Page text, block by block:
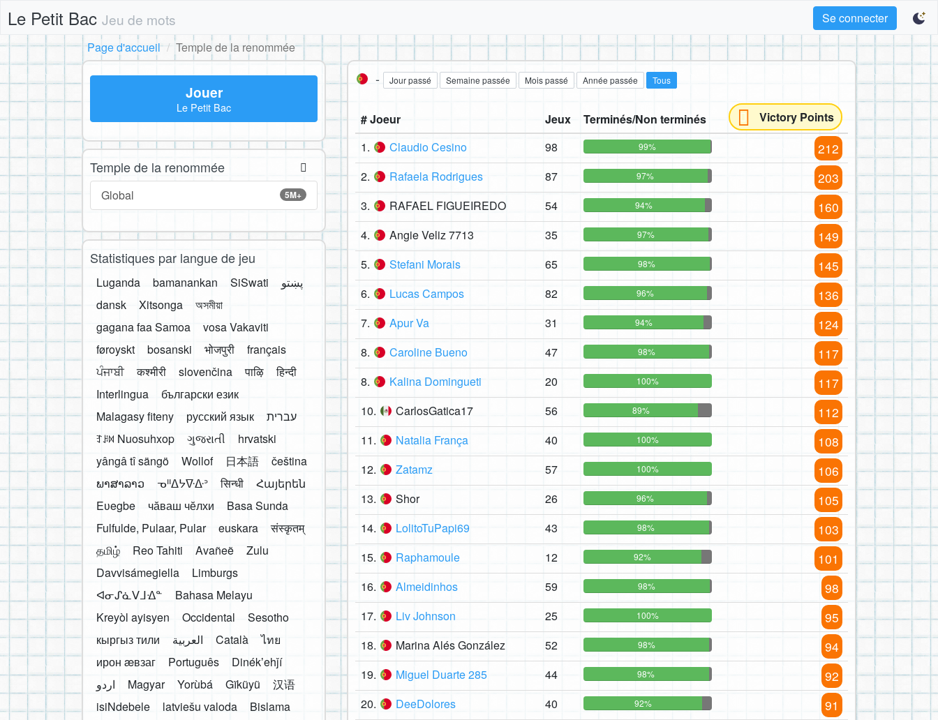
Le Petit Bac Jeu de mots
Se connecter
Page d'accueil
Temple de la renommée
- Jour passé Semaine passée Mois passé Année passée Tous
# Joeur Jeux Terminés/Non terminés
Victory Points
1.
Claudio Cesino 98 99% 212
2. Rafaela Rodrigues 87 97% 203
3. RAFAEL FIGUEIREDO 54 94% 160
4. Angie Veliz 7713 35 97% 149
5. Stefani Morais 65 98% 145
6. Lucas Campos 82 96% 136
7. Apur Va 31 94% 124
8. Caroline Bueno 47 98% 117
8. Kalina Domingueti 20 100% 117
10. CarlosGatica17 56 89% 112
11. Natalia França 40 100% 108
12. Zatamz 57 100% 106
13. Shor 26 96% 105
14. LolitoTuPapi69 43 98% 103
15. Raphamoule 12 92% 101
16. Almeidinhos 59 98% 98
17. Liv Johnson 25 100% 95
18. Marina Alés González 52 98% 94
19. Miguel Duarte 285 44 98% 92
20. DeeDolores 40 92% 91
Jouer
Le Petit Bac
Temple de la renommée
5M+
Global
Statistiques par langue de jeu
Luganda bamanankan SiSwati
پښتو
dansk
Xitsonga
অসমীয়া
gagana faa Samoa
vosa Vakaviti
føroyskt
bosanski भोजपुरी
français
ਪੰਜਾਬੀ
कश्मीरी slovenčina पाऴि
हिन्दी
Interlingua
български език
Malagasy fiteny
русский язык
עברית
ꆈꌠ꒿ Nuosuhxop
ગુજરાતી
hrvatski
yângâ tî sängö
Wollof 日本語
čeština
ພາສາລາວ
ᓀᐦᐃᔭᐍᐏᐣ सिन्धी
Հայերեն
Eʋegbe
чӑваш чӗлхи
Basa Sunda
Fulfulde, Pulaar, Pular
euskara
संस्कृतम्
தமிழ்
Reo Tahiti Avañeẽ
Zulu
Davvisámegiella
Limburgs
ᐊᓂᔑᓈᐯᒧᐎᓐ
Bahasa Melayu
Kreyòl ayisyen
Occidental
Sesotho
кыргыз тили
العربية Català
ไทย
ирон æвзаг
Português
Dinékʼehǰí
اردو
Magyar Yorùbá Gĩkũyũ
汉语
isiNdebele
latviešu valoda
Bislama